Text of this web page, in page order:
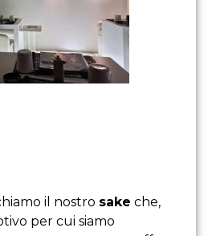
il nostro sake che,
per cui siamo